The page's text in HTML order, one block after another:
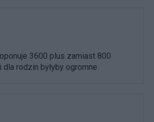
3600 plus zamiast 800
dla rodzin byłyby ogromne